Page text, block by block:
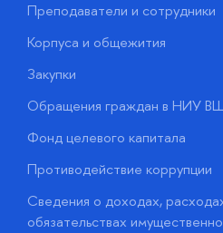
Преподаватели и сотрудники
Корпуса и общежития
Закупки
Обращения граждан в НИУ
Фонд целевого капитала
Противодействие коррупции
Сведения о доходах,
обязательствах